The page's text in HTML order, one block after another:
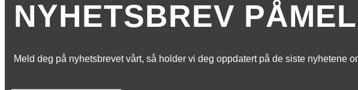
NYHETSBREV
Meld deg på nyhetsbrevet vårt, så holder vi deg oppdatert på de siste nyhetene